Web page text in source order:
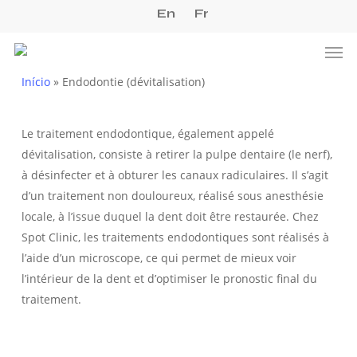
main
En Fr
Início» Endodontie (dévitalisation)
Le traitement endodontique, également appelé
dévitalisation, consiste à retirer la pulpe dentaire (le nerf),
à désinfecter et à obturer les canaux radiculaires. Il s’agit
d’un traitement non douloureux, réalisé sous anesthésie
locale, à l’issue duquel la dent doit être restaurée. Chez
Spot Clinic, les traitements endodontiques sont réalisés à
l’aide d’un microscope, ce qui permet de mieux voir
l’intérieur de la dent et d’optimiser le pronostic final du
traitement.